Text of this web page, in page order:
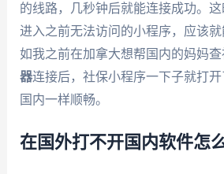
的线路，几秒钟后就能连接成功。这
进入之前无法访问的小程序，应该
如我之前在加拿大想帮国内的妈妈查
器连接后，社保小程序一下子就打
国内一样顺畅。
在国外打不开国内软件怎